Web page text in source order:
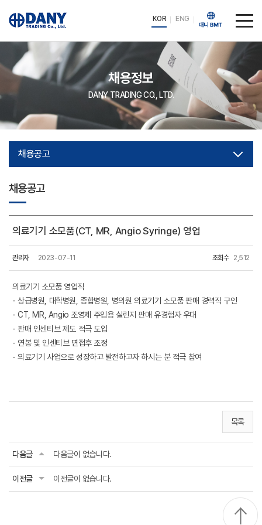
KOR ENG
채용정보
DANY TRADING CO., LTD.
채용공고
채용공고
의료기기 소모품(CT, MR, Angio Syringe) 영업
관리자 2023-07-11 조회수 2,512
의료기기 소모품 영업직
- 상급병원, 대학병원, 종합병원, 병의원 의료기기 소모품 판매 경력직 구인
- CT, MR, Angio 조영제 주입용 실린지 판매 유경험자 우대
- 판매 인센티브 제도 적극 도입
- 연봉 및 인센티브 면접후 조정
- 의료기기 사업으로 성장하고 발전하고자 하시는 분 적극 참여
목록
다음글 다음글이 없습니다.
이전글 이전글이 없습니다.